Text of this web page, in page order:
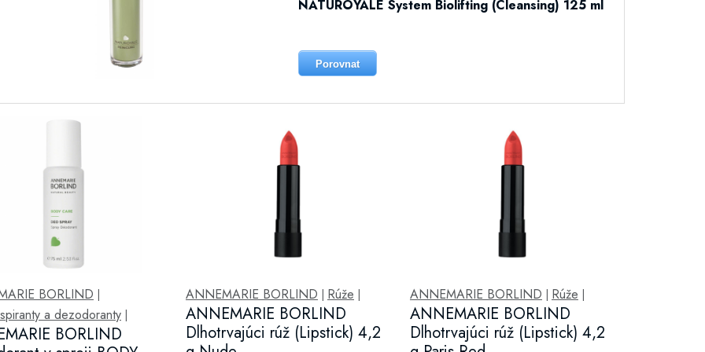
NATUROYALE System Biolifting (Cleansing) 125 ml
Porovnat
BORLIND
a dezodoranty
BORLIND
ANNEMARIE BORLIND Rúže
ANNEMARIE BORLIND
Dlhotrvajúci rúž (Lipstick) 4,2
ANNEMARIE BORLIND Rúže
ANNEMARIE BORLIND
Dlhotrvajúci rúž (Lipstick) 4,2